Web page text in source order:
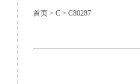
首页 > C > C80287